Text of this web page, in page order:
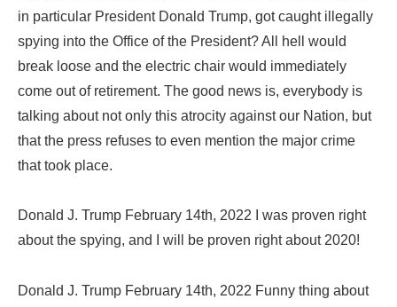
in particular President Donald Trump, got caught illegally
spying into the Office of the President? All hell would
break loose and the electric chair would immediately
come out of retirement. The good news is, everybody is
talking about not only this atrocity against our Nation, but
that the press refuses to even mention the major crime
that took place.
Donald J. Trump February 14th, 2022 I was proven right
about the spying, and I will be proven right about 2020!
Donald J. Trump February 14th, 2022 Funny thing about